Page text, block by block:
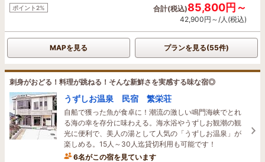
ポイント2% 合計(税込)85,800円～
42,900円～/人(税込)
MAPを見る プランを見る(55件)
刺身がおどる！料理が跳ねる！そんな新鮮さを実感する味な宿◎
うずしお温泉 民宿 繁栄荘
自船で獲った魚が食卓に！潮流の激しい鳴門海峡でとれ
る海の幸を存分に味わえる。海水浴やうずしお観潮の観
光に便利で、美人の湯として人気の「うずしお温泉」が
楽しめる。15人～30人迄貸切利用も可能です！
6名がこの宿を見ています